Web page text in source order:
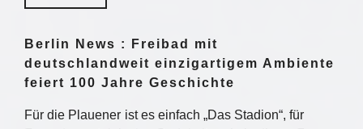
Berlin News : Freibad mit
deutschlandweit einzigartigem Ambiente
feiert 100 Jahre Geschichte
Für die Plauener ist es einfach „Das Stadion“, für